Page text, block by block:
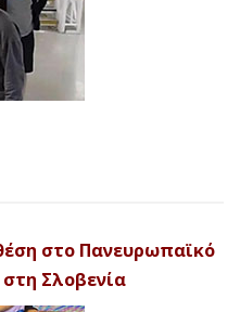
στο Πανευρωπαϊκό
Σλοβενία